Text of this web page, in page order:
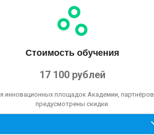
Стоимость обучения
17 100 рублей
инновационных площадок Академии, партнёров
предусмотрены скидки.